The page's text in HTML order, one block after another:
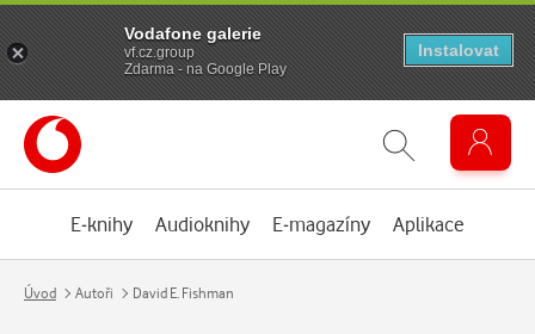
E-knihy Audioknihy E-magazíny Aplikace
Úvod Autoři David E. Fishman
Vodafone galerie
vf.cz.group
Zdarma - na Google Play
Instalovat